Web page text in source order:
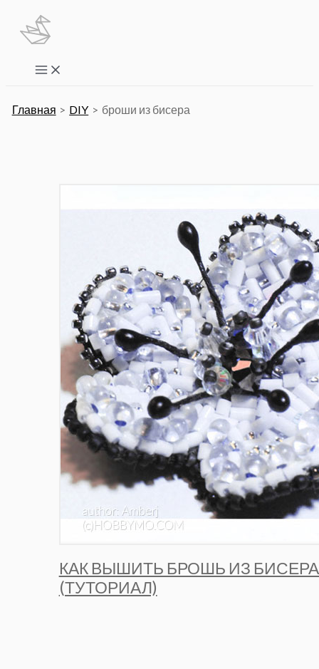
Перейти
содержимому
Main
Menu
Главная DIY броши из бисера
КАК ВЫШИТЬ БРОШЬ ИЗ БИСЕРА
(ТУТОРИАЛ)